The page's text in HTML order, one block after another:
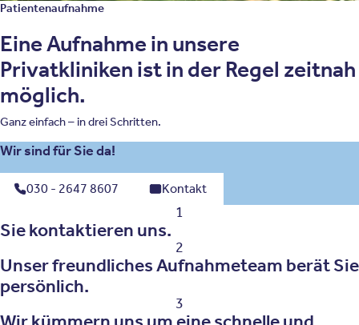
Patientenaufnahme
Eine Aufnahme in unsere
Privatkliniken ist in der Regel zeitnah
möglich.
Ganz einfach – in drei Schritten.
Wir sind für Sie da!
030 - 2647 8607 Kontakt
1
Sie kontaktieren uns.
2
Unser freundliches Aufnahmeteam berät Sie
persönlich.
3